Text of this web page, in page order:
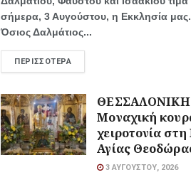
σήμερα, 3 Αυγούστου, η Εκκλησία
Όσιος Δαλμάτιος...
ΠΕΡΙΣΣΌΤΕΡΑ
Μοναχική
χειροτονία
Αγίας
3 ΑΥΓΟΎΣΤΟΥ, 2026